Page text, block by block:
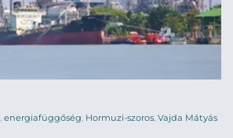
, energiafüggőség, Hormuzi-szoros, Vajda Mátyás